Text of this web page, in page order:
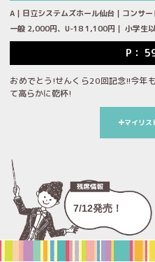
A｜日立システムズホール仙台｜コンサ
一般 2,000円、U-18 1,100円｜ 小学生
P：
おめでとう!せんくら20回記念!!今年
て高らかに乾杯!
マイリス
7/12発売！